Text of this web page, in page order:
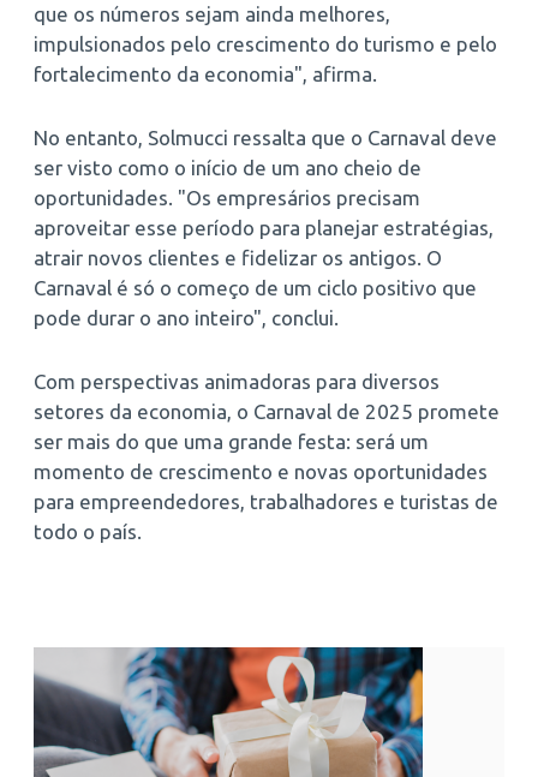
que os números sejam ainda melhores,
impulsionados pelo crescimento do turismo e pelo
fortalecimento da economia", afirma.
No entanto, Solmucci ressalta que o Carnaval deve
ser visto como o início de um ano cheio de
oportunidades. "Os empresários precisam
aproveitar esse período para planejar estratégias,
atrair novos clientes e fidelizar os antigos. O
Carnaval é só o começo de um ciclo positivo que
pode durar o ano inteiro", conclui.
Com perspectivas animadoras para diversos
setores da economia, o Carnaval de 2025 promete
ser mais do que uma grande festa: será um
momento de crescimento e novas oportunidades
para empreendedores, trabalhadores e turistas de
todo o país.